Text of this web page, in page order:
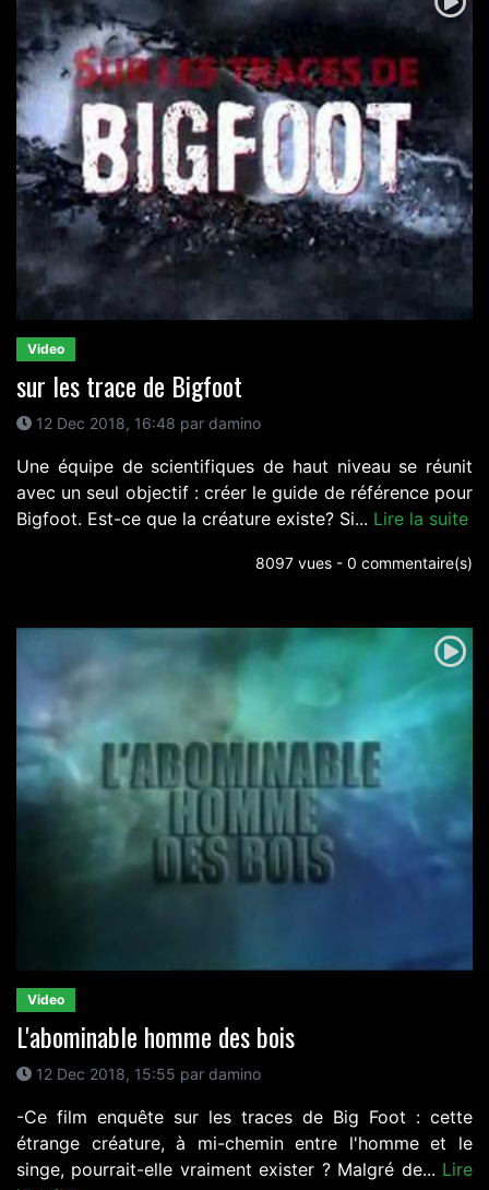
Video
sur les trace de Bigfoot
12 Dec 2018, 16:48 par damino
Une équipe de scientifiques de haut niveau se réunit
avec un seul objectif : créer le guide de référence pour
Bigfoot. Est-ce que la créature existe? Si... Lire la suite
8097 vues - 0 commentaire(s)
Video
L'abominable homme des bois
12 Dec 2018, 15:55 par damino
-Ce film enquête sur les traces de Big Foot : cette
étrange créature, à mi-chemin entre l'homme et le
singe, pourrait-elle vraiment exister ? Malgré de... Lire